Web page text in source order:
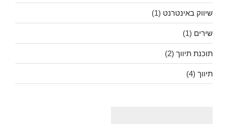
שיווק באינטרנט (1)
שירים (1)
תוכנת תיווך (2)
תיווך (4)